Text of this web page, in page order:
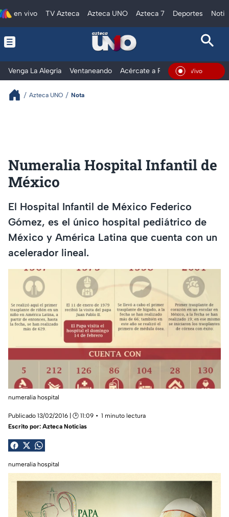
en vivo TV Azteca Azteca UNO Azteca 7 Deportes
Venga La Alegría Ventaneando Acércate a Rocío Al Extremo
En Vivo
Azteca UNO Nota
Numeralia Hospital Infantil de
México
El Hospital Infantil de México Federico
Gómez, es el único hospital pediátrico de
México y América Latina que cuenta con un
acelerador lineal.
numeralia hospital
Publicado 13/02/2016 | 🕑 11:09
1 minuto lectura
Escrito por: Azteca Noticias
numeralia hospital